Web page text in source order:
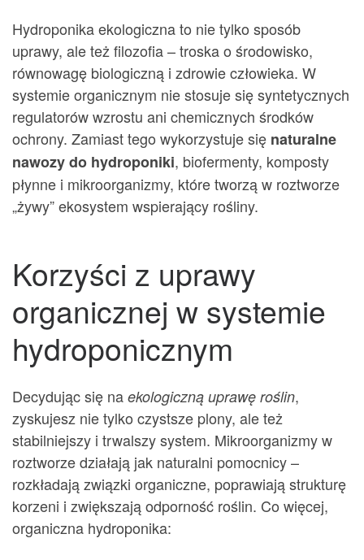
Hydroponika ekologiczna to nie tylko sposób
uprawy, ale też filozofia – troska o środowisko,
równowagę biologiczną i zdrowie człowieka. W
systemie organicznym nie stosuje się syntetycznych
regulatorów wzrostu ani chemicznych środków
ochrony. Zamiast tego wykorzystuje się naturalne
nawozy do hydroponiki, biofermenty, komposty
płynne i mikroorganizmy, które tworzą w roztworze
„żywy” ekosystem wspierający rośliny.
Korzyści z uprawy
organicznej w systemie
hydroponicznym
Decydując się na ekologiczną uprawę roślin,
zyskujesz nie tylko czystsze plony, ale też
stabilniejszy i trwalszy system. Mikroorganizmy w
roztworze działają jak naturalni pomocnicy –
rozkładają związki organiczne, poprawiają strukturę
korzeni i zwiększają odporność roślin. Co więcej,
organiczna hydroponika: